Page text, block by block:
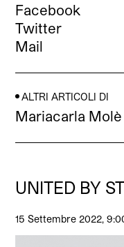
Facebook
Twitter
Mail
ALTRI ARTICOLI DI
Mariacarla Molè
UNITED BY
15 Settembre 2022,